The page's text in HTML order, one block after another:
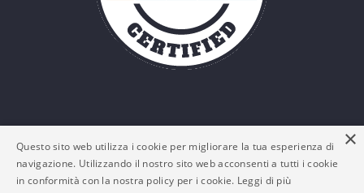
×
Questo sito web utilizza i cookie per migliorare la tua esperienza di
navigazione. Utilizzando il nostro sito web acconsenti a tutti i cookie
in conformità con la nostra policy per i cookie. Leggi di più